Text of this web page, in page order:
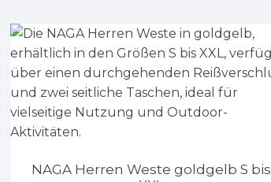
NAGA Herren Weste goldgelb S bis